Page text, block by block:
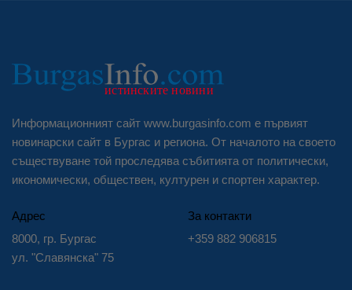
Информационният сайт www.burgasinfo.com е първият
новинарски сайт в Бургас и региона. От началото на своето
съществуване той проследява събитията от политически,
икономически, обществен, културен и спортен характер.
Адрес
8000, гр. Бургас
ул. "Славянска" 75
За контакти
+359 882 906815